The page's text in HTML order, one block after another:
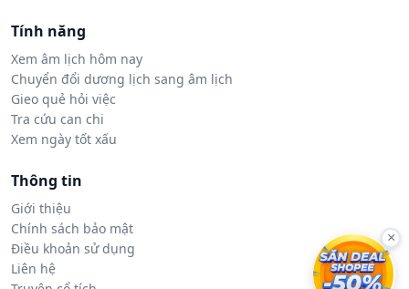
Tính năng
Xem âm lịch hôm nay
Chuyển đổi dương lịch sang âm lịch
Gieo quẻ hỏi việc
Tra cứu can chi
Xem ngày tốt xấu
Thông tin
Giới thiệu
Chính sách bảo mật
Điều khoản sử dụng
Liên hệ
×